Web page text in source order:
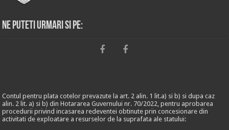
Ne puteti urmari si pe:
Contul pentru plata cotelor prevazute la art. 2 alin. 1 lit.a) si b) si dupa caz
alin. 2 lit. a) si b) din Hotararea Guvernului nr. 70/2022, pentru aprobarea
procedurii privind incasarea redeventei obtinute prin concesionare din
activitati de exploatare a resurselor de la suprafata ale statului: